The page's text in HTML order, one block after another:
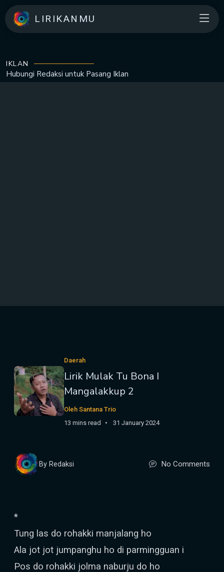
LIRIKANMU
IKLAN
Hubungi Redaksi untuk Pasang Iklan
Daerah
Lirik Mulak Tu Bona I
Mangalakkup 2
Oleh Santana Trio
13 mins read
31 January 2024
By Redaksi No Comments
*
Tung las do rohakki manjalang ho
Ala jot jot jumpanghu ho di parmingguan i
Pos do rohakki jolma naburju do ho